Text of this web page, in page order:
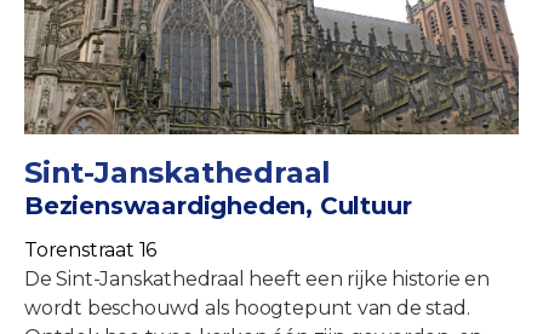
Sint-Janskathedraal
Bezienswaardigheden, Cultuur
Torenstraat 16
De Sint-Janskathedraal heeft een rijke historie en
wordt beschouwd als hoogtepunt van de stad.